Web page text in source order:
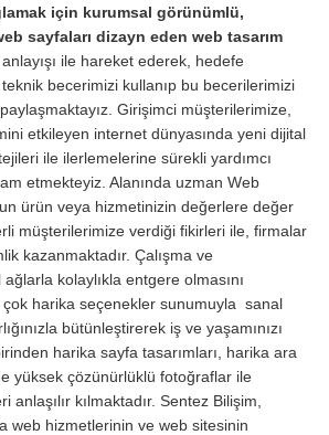
için kurumsal görünümlü,
sayfaları dizayn eden web tasarım
anlayışı ile hareket ederek, hedefe
becerimizi kullanıp bu becerilerimizi
Girişimci müşterilerimize,
etkileyen internet dünyasında yeni dijital
ile ilerlemelerine sürekli yardımcı
etmekteyiz. Alanında uzman Web
ürün veya hizmetinizin değerlere değer
müşterilerimize verdiği fikirleri ile, firmalar
kazanmaktadır. Çalışma ve
kolaylıkla entgere olmasını
harika seçenekler sunumuyla sanal
bütünleştirerek iş ve yaşamınızı
harika sayfa tasarımları, harika ara
yüksek çözünürlüklü fotoğraflar ile
anlaşılır kılmaktadır. Sentez Bilişim,
web hizmetlerinin ve web sitesinin